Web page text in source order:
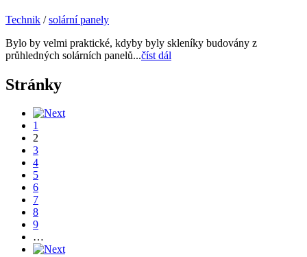
Technik /solární panely
Bylo by velmi praktické, kdyby byly skleníky budovány z
průhledných solárních panelů...číst dál
Stránky
1
2
3
4
5
6
7
8
9
…